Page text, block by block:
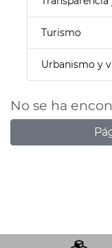
Turismo
Urbanismo y
No se ha